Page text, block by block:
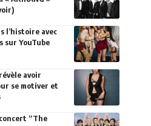
l’histoire avec
sur YouTube
avoir
se motiver et
“The